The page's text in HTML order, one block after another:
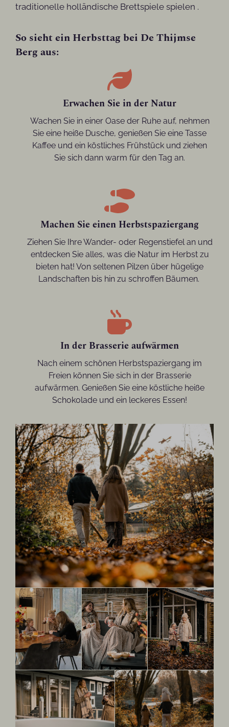
traditionelle holländische Brettspiele spielen .
So sieht ein Herbsttag bei De Thijmse
Berg aus:
Erwachen Sie in der Natur
Wachen Sie in einer Oase der Ruhe auf, nehmen
Sie eine heiße Dusche, genießen Sie eine Tasse
Kaffee und ein köstliches Frühstück und ziehen
Sie sich dann warm für den Tag an.
Machen Sie einen Herbstspaziergang
Ziehen Sie Ihre Wander- oder Regenstiefel an und
entdecken Sie alles, was die Natur im Herbst zu
bieten hat! Von seltenen Pilzen über hügelige
Landschaften bis hin zu schroffen Bäumen.
In der Brasserie aufwärmen
Nach einem schönen Herbstspaziergang im
Freien können Sie sich in der Brasserie
aufwärmen. Genießen Sie eine köstliche heiße
Schokolade und ein leckeres Essen!